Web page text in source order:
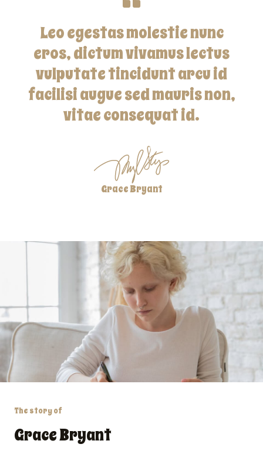
Leo egestas molestie nunc
eros, dictum vivamus lectus
vulputate tincidunt arcu id
facilisi augue sed mauris non,
vitae consequat id.
Grace Bryant
The story of
Grace Bryant